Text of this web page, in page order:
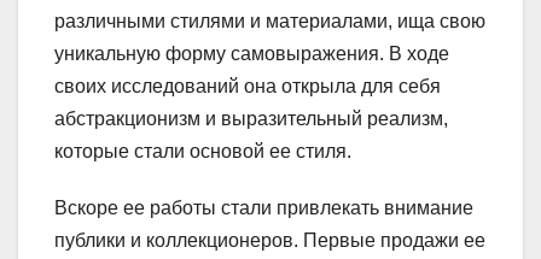
различными стилями и материалами, ища свою
уникальную форму самовыражения. В ходе
своих исследований она открыла для себя
абстракционизм и выразительный реализм,
которые стали основой ее стиля.
Вскоре ее работы стали привлекать внимание
публики и коллекционеров. Первые продажи ее